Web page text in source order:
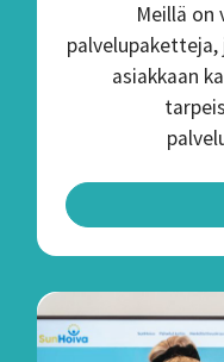
Meillä on
asiakkaan